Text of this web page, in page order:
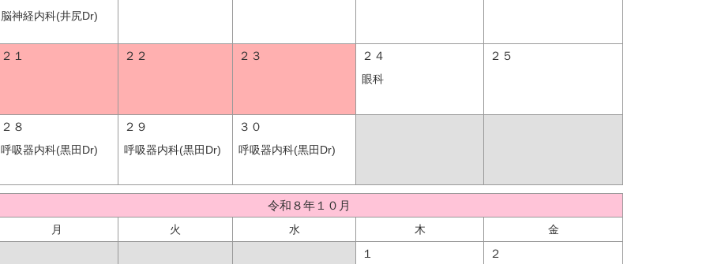
脳神経内科(井尻Dr)
２１ ２２ ２３ ２４
眼科
２５
２８
呼吸器内科(黒田Dr)
２９
呼吸器内科(黒田Dr)
３０
呼吸器内科(黒田Dr)
令和８年１０月
月 火 水 木 金
１ ２